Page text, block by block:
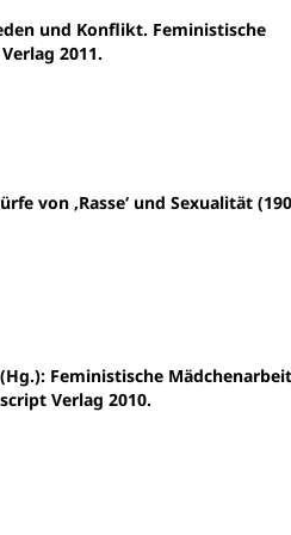
und Konflikt. Feministische
2011.
von ‚Rasse‘ und Sexualität
Feministische Mädchenarbeit
Verlag 2010.